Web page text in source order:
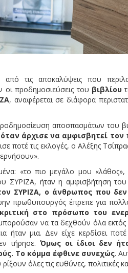
τις αποκαλύψεις που
οι προδημοσιεύσεις του βιβλίου
, αναφέρεται σε διάφορα
αποσπασμάτων του
όταν άρχισε να αμφισβητεί
ποτέ τις εκλογές, ο Αλέξης
«το πιο μεγάλο μου
ΣΥΡΙΖΑ, ήταν η αμφισβήτηση
ΣΥΡΙΖΑ, ο άνθρωπος που δεν
πρωθυπουργός έπρεπε για
στο πρόσωπο του
να τα δεχθούν όλα
ήταν μια. Δεν είχε κερδίσει
τήρησε. Όμως οι ίδιοι δεν
Το κόμμα έφθινε συνεχώς.
όλες τις ευθύνες, πολιτικές